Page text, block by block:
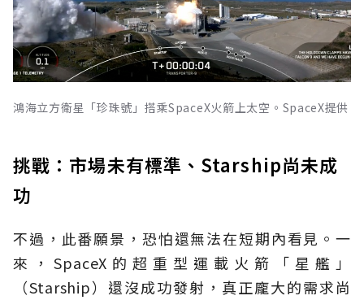
鴻海立方衛星「珍珠號」搭乘SpaceX火箭上太空。SpaceX提供
挑戰：市場未有標準、Starship尚未成
功
不過，此番願景，恐怕還無法在短期內看見。一
來，SpaceX的超重型運載火箭「星艦」
（Starship）還沒成功發射，真正龐大的需求尚